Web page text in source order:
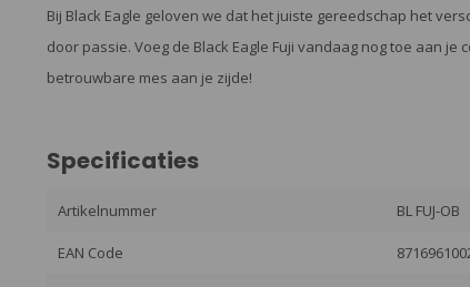
Bij Black Eagle geloven we dat het juiste gereedschap het
door passie. Voeg de Black Eagle Fuji vandaag nog toe aan je
betrouwbare mes aan je zijde!
Specificaties
Artikelnummer BL FUJ-OB
EAN Code